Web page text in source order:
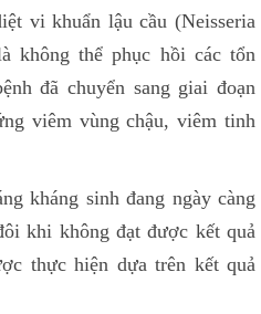
vi khuẩn lậu cầu (Neisseria
không thể phục hồi các tổn
đã chuyển sang giai đoạn
viêm vùng chậu, viêm tinh
kháng sinh đang ngày càng
khi không đạt được kết quả
thực hiện dựa trên kết quả